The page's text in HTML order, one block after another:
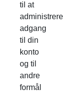
til at
administrere
adgang
til din
konto
og til
andre
formål